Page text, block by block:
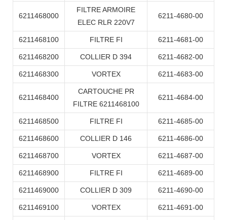
6211468000
FILTRE ARMOIRE
ELEC RLR 220V7
6211-4680-00
6211468100 FILTRE FI 6211-4681-00
6211468200 COLLIER D 394 6211-4682-00
6211468300 VORTEX 6211-4683-00
6211468400
CARTOUCHE PR
FILTRE 6211468100
6211-4684-00
6211468500 FILTRE FI 6211-4685-00
6211468600 COLLIER D 146 6211-4686-00
6211468700 VORTEX 6211-4687-00
6211468900 FILTRE FI 6211-4689-00
6211469000 COLLIER D 309 6211-4690-00
6211469100 VORTEX 6211-4691-00